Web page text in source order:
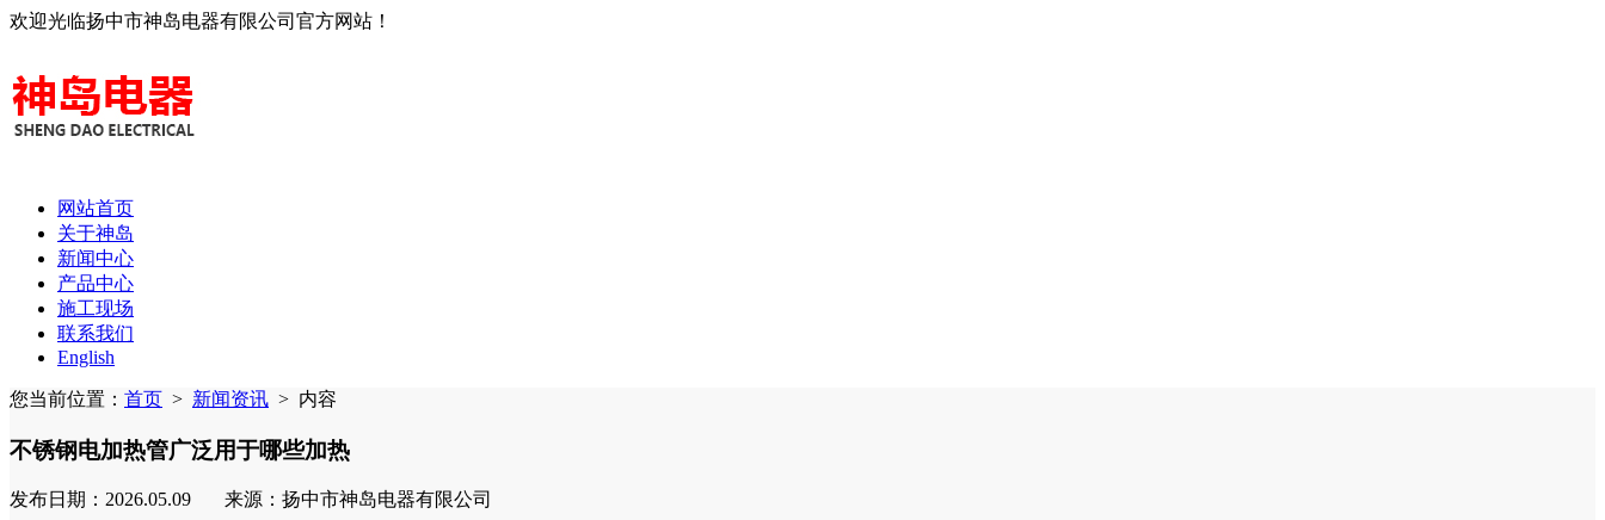
欢迎光临扬中市神岛电器有限公司官方网站！
网站首页
关于神岛
新闻中心
产品中心
施工现场
联系我们
English
您当前位置： 首页 > 新闻资讯 > 内容
不锈钢电加热管广泛用于哪些加热
发布日期：2026.05.09 来源：扬中市神岛电器有限公司